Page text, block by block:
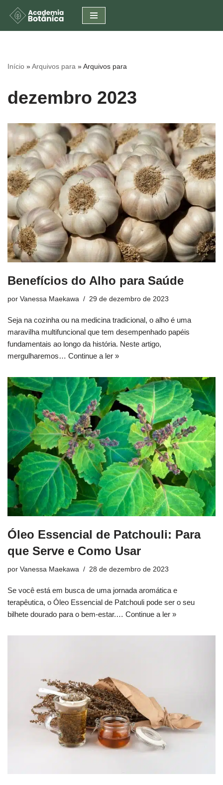
Pular
conteúdo
Início »Arquivos para »Arquivos para
dezembro 2023
Benefícios do Alho para Saúde
por Vanessa Maekawa 29 de dezembro de 2023
Seja na cozinha ou na medicina tradicional, o alho é uma
maravilha multifuncional que tem desempenhado papéis
fundamentais ao longo da história. Neste artigo,
mergulharemos… Continue a ler »
Óleo Essencial de Patchouli: Para
que Serve e Como Usar
por Vanessa Maekawa 28 de dezembro de 2023
Se você está em busca de uma jornada aromática e
terapêutica, o Óleo Essencial de Patchouli pode ser o seu
bilhete dourado para o bem-estar.… Continue a ler »